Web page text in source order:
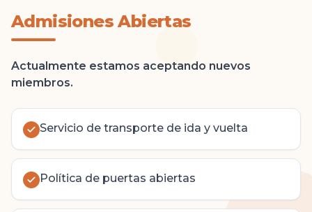
Admisiones Abiertas
Actualmente estamos aceptando nuevos
miembros.
Servicio de transporte de ida y vuelta
Política de puertas abiertas